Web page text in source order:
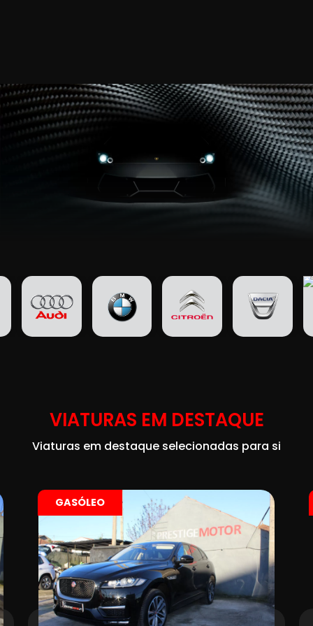
VIATURAS EM DESTAQUE
Viaturas em destaque selecionadas para si
GASOLINA